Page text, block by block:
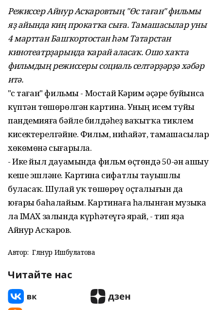
Режиссер Айнур Асҡаровтың "Өс таған" фильмы
яҙ айында киң прокатҡа сыға. Тамашасылар уны
4 марттан Башҡортостан һәм Татарстан
кинотеатрҙарында ҡарай аласаҡ. Ошо хаҡта
фильмдың режиссеры социаль селтәрҙәрҙә хәбәр
итә.
"Өс таған" фильмы - Мостай Кәрим әҫәре буйынса
күптән төшөрөлгән картина. Уның исем туйы
пандемияға бәйле билдәһеҙ ваҡытҡа тиклем
кисектерелгәйне. Фильм, ниһайәт, тамашасылар
хөкөмөнә сығарыла.
- Ике йыл дауамында фильм өҫтөндә 50-ән ашыу
кеше эшләне. Картина сифатлы тауышлы
буласаҡ. Шулай уҡ төшөрөү оҫталығын да
юғары баһалайым. Картинаға һалынған музыка
ла IMAX залында күрһәтеүгә ярай, - тип яҙа
Айнур Асҡаров.
Автор: Гөлнур Ишбулатова
Читайте нас